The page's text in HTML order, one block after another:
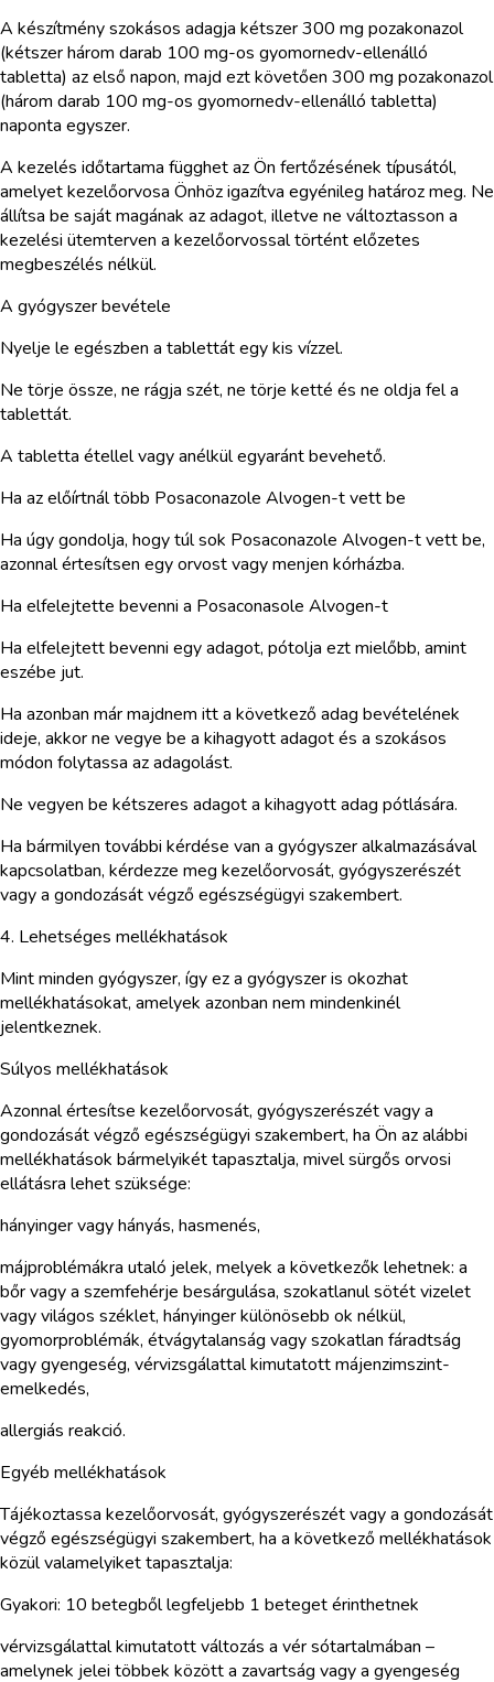
A készítmény szokásos adagja kétszer 300 mg pozakonazol
(kétszer három darab 100 mg-os gyomornedv-ellenálló
tabletta) az első napon, majd ezt követően 300 mg pozakonazol
(három darab 100 mg-os gyomornedv-ellenálló tabletta)
naponta egyszer.
A kezelés időtartama függhet az Ön fertőzésének típusától,
amelyet kezelőorvosa Önhöz igazítva egyénileg határoz meg. Ne
állítsa be saját magának az adagot, illetve ne változtasson a
kezelési ütemterven a kezelőorvossal történt előzetes
megbeszélés nélkül.
A gyógyszer bevétele
Nyelje le egészben a tablettát egy kis vízzel.
Ne törje össze, ne rágja szét, ne törje ketté és ne oldja fel a
tablettát.
A tabletta étellel vagy anélkül egyaránt bevehető.
Ha az előírtnál több Posaconazole Alvogen-t vett be
Ha úgy gondolja, hogy túl sok Posaconazole Alvogen-t vett be,
azonnal értesítsen egy orvost vagy menjen kórházba.
Ha elfelejtette bevenni a Posaconasole Alvogen-t
Ha elfelejtett bevenni egy adagot, pótolja ezt mielőbb, amint
eszébe jut.
Ha azonban már majdnem itt a következő adag bevételének
ideje, akkor ne vegye be a kihagyott adagot és a szokásos
módon folytassa az adagolást.
Ne vegyen be kétszeres adagot a kihagyott adag pótlására.
Ha bármilyen további kérdése van a gyógyszer alkalmazásával
kapcsolatban, kérdezze meg kezelőorvosát, gyógyszerészét
vagy a gondozását végző egészségügyi szakembert.
4. Lehetséges mellékhatások
Mint minden gyógyszer, így ez a gyógyszer is okozhat
mellékhatásokat, amelyek azonban nem mindenkinél
jelentkeznek.
Súlyos mellékhatások
Azonnal értesítse kezelőorvosát, gyógyszerészét vagy a
gondozását végző egészségügyi szakembert, ha Ön az alábbi
mellékhatások bármelyikét tapasztalja, mivel sürgős orvosi
ellátásra lehet szüksége:
hányinger vagy hányás, hasmenés,
májproblémákra utaló jelek, melyek a következők lehetnek: a
bőr vagy a szemfehérje besárgulása, szokatlanul sötét vizelet
vagy világos széklet, hányinger különösebb ok nélkül,
gyomorproblémák, étvágytalanság vagy szokatlan fáradtság
vagy gyengeség, vérvizsgálattal kimutatott májenzimszint-
emelkedés,
allergiás reakció.
Egyéb mellékhatások
Tájékoztassa kezelőorvosát, gyógyszerészét vagy a gondozását
végző egészségügyi szakembert, ha a következő mellékhatások
közül valamelyiket tapasztalja:
Gyakori: 10 betegből legfeljebb 1 beteget érinthetnek
vérvizsgálattal kimutatott változás a vér sótartalmában –
amelynek jelei többek között a zavartság vagy a gyengeség